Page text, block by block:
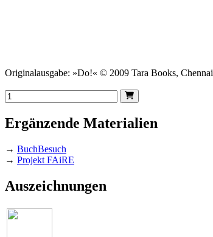
Originalausgabe: »Do!« © 2009 Tara Books, Chennai
Ergänzende Materialien
→ BuchBesuch
→ Projekt FAiRE
Auszeichnungen